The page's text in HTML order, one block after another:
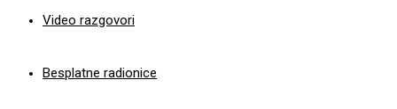
Video razgovori
Besplatne radionice